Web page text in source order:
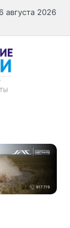
августа 2026